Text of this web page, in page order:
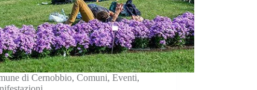
di Cernobbio,Comuni,Eventi,